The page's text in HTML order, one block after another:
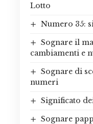
Lotto
Numero 35:
Sognare il
cambiamenti e
Sognare di
numeri
Significato
Sognare